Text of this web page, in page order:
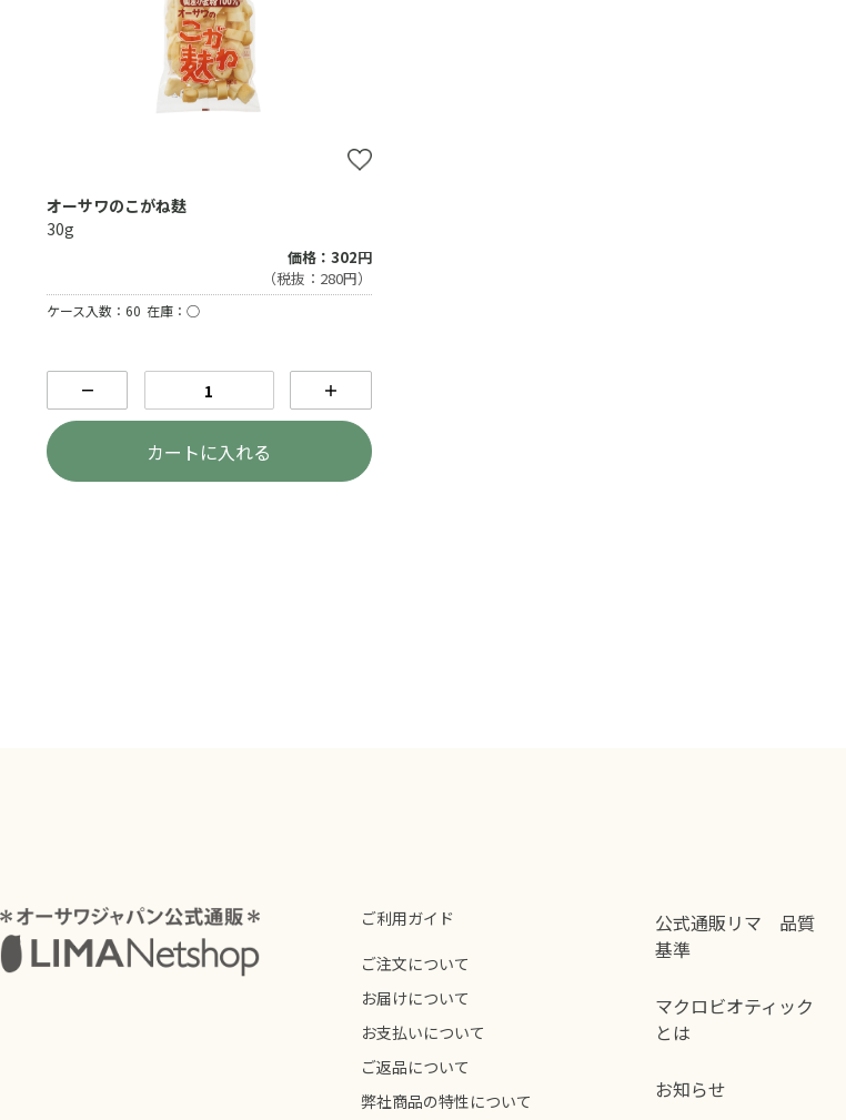
オーサワのこがね麸
30g
価格：302円
（税抜：280円）
ケース入数：60 在庫：○
－ ＋
カートに入れる
ご利用ガイド
ご注文について
お届けについて
お支払いについて
ご返品について
弊社商品の特性について
公式通販リマ 品質
基準
マクロビオティック
とは
お知らせ